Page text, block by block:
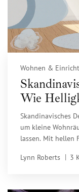
Wohnen &
Wie
Raum
Skandinavisches
um kleine
lassen. Mit hellen
besonders in
Lynn Roberts 3